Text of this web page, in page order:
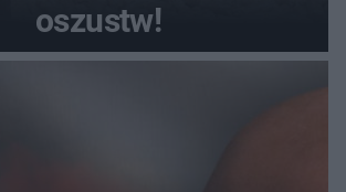
oszustw!